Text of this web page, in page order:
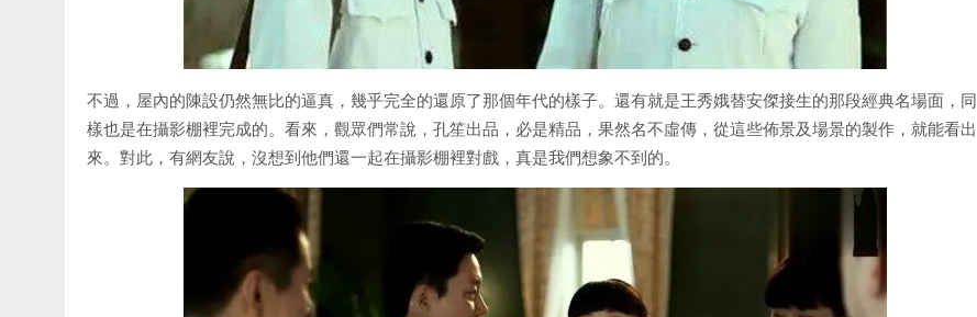
不過，屋內的陳設仍然無比的逼真，幾乎完全的還原了那個年代的樣子。還有就是王秀娥替安傑接生的那段經典名場面，同
樣也是在攝影棚裡完成的。看來，觀眾們常說，孔笙出品，必是精品，果然名不虛傳，從這些佈景及場景的製作，就能看出
來。對此，有網友說，沒想到他們還一起在攝影棚裡對戲，真是我們想象不到的。